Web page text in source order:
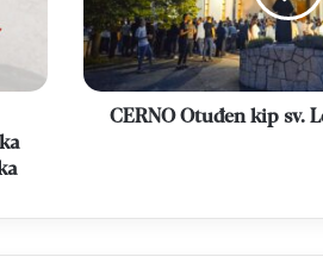
Mandića
CERNO Otuđen kip sv.